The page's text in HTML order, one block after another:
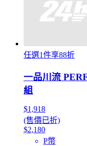
任選1件享88折
一品川流
組
$1,918
(售價已折)
$2,180
P幣